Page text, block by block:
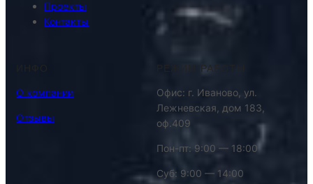
Проекты
Контакты
О компании
Отзывы
РЕЖИМ РАБОТЫ
Офис: г. Иваново, ул.
Лежневская, дом 183,
оф.409
Пон-пт: 9:00 — 18:00
Суб: 9:00 — 14:00